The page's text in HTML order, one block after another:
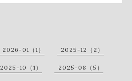
2026-01（1） 2025-12（2）
2025-10（1） 2025-08（5）